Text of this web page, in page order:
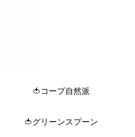
🍅コープ自然派
🍅グリーンスプーン